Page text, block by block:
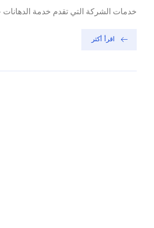
خدمات الشركة التي تقدم خدمة
اقرأ أكثر